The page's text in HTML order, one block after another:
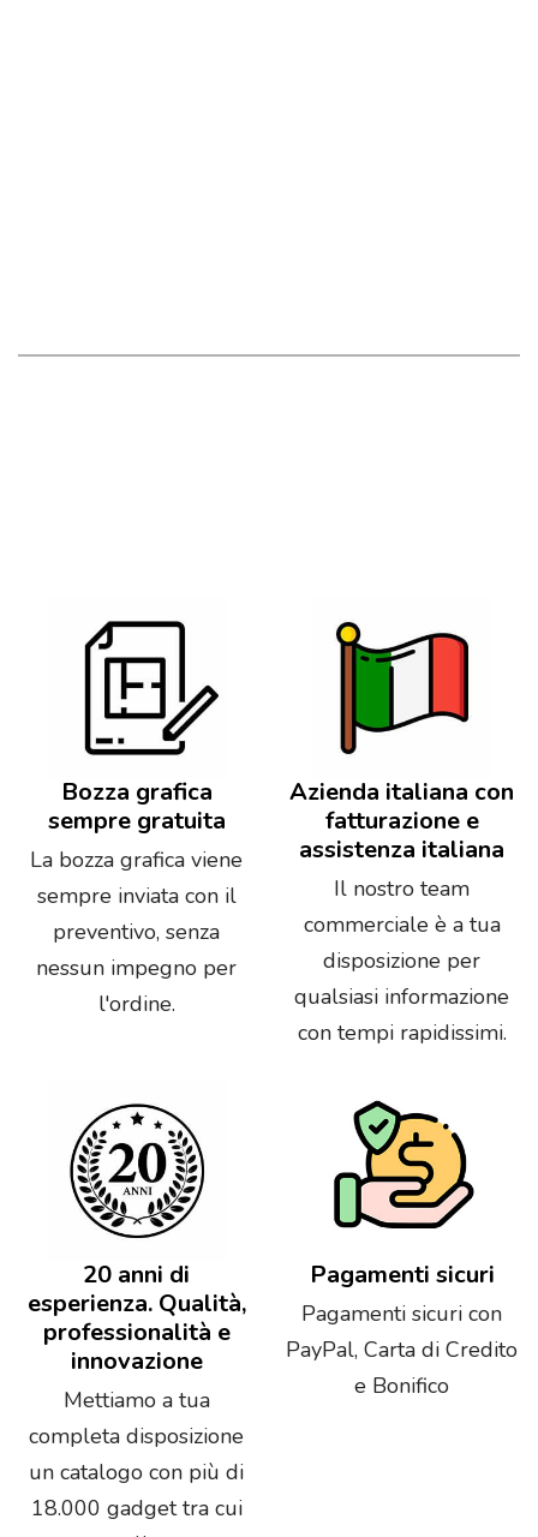
Bozza grafica
sempre gratuita
La bozza grafica viene
sempre inviata con il
preventivo, senza
nessun impegno per
l'ordine.
Azienda italiana con
fatturazione e
assistenza italiana
Il nostro team
commerciale è a tua
disposizione per
qualsiasi informazione
con tempi rapidissimi.
20 anni di
esperienza. Qualità,
professionalità e
innovazione
Mettiamo a tua
completa disposizione
un catalogo con più di
18.000 gadget tra cui
Pagamenti sicuri
Pagamenti sicuri con
PayPal, Carta di Credito
e Bonifico